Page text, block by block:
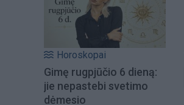
Horoskopai
Gimę rugpjūčio 6 dieną:
jie nepastebi svetimo
dėmesio